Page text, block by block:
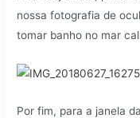
nossa fotografia de
tomar banho no mar
Por fim, para a janela